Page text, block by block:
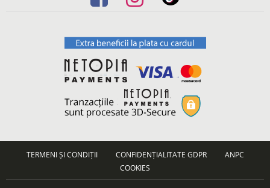
TERMENI ȘI CONDIȚII CONFIDENȚIALITATE GDPR
ANPC
COOKIES